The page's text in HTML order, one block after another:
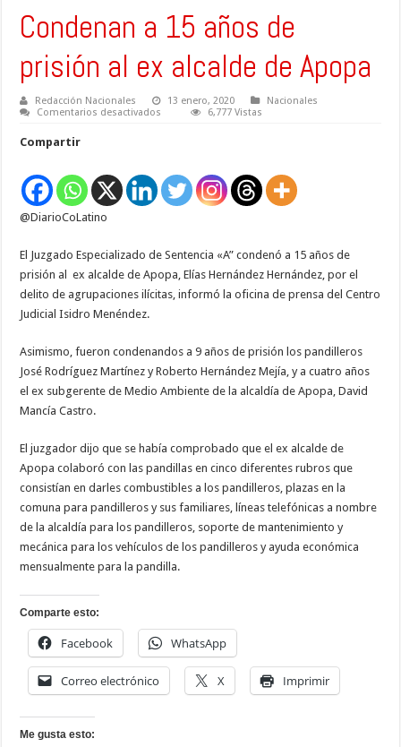
Condenan a 15 años de
prisión al ex alcalde de Apopa
Redacción Nacionales 13 enero, 2020
Nacionales
Comentarios desactivados
prisión
al
ex
6,777 Vistas
Compartir
@DiarioCoLatino
El Juzgado Especializado de Sentencia «A” condenó a 15 años de
prisión al ex alcalde de Apopa, Elías Hernández Hernández, por el
delito de agrupaciones ilícitas, informó la oficina de prensa del Centro
Judicial Isidro Menéndez.
Asimismo, fueron condenandos a 9 años de prisión los pandilleros
José Rodríguez Martínez y Roberto Hernández Mejía, y a cuatro años
el ex subgerente de Medio Ambiente de la alcaldía de Apopa, David
Mancía Castro.
El juzgador dijo que se había comprobado que el ex alcalde de
Apopa colaboró con las pandillas en cinco diferentes rubros que
consistían en darles combustibles a los pandilleros, plazas en la
comuna para pandilleros y sus familiares, líneas telefónicas a nombre
de la alcaldía para los pandilleros, soporte de mantenimiento y
mecánica para los vehículos de los pandilleros y ayuda económica
mensualmente para la pandilla.
Comparte esto:
Facebook WhatsApp
Correo electrónico X Imprimir
Me gusta esto: